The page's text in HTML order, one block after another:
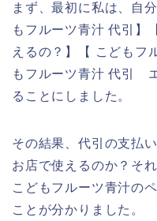
まず、最初に私は、自
もフルーツ青汁 代引
えるの？】【 こどもフ
もフルーツ青汁 代引
ることにしました。
その結果、代引の支払
お店で使えるのか？そ
こどもフルーツ青汁の
ことが分かりました。